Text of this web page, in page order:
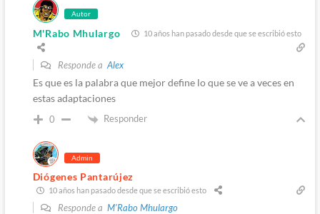
Autor
M'Rabo Mhulargo 10 años han pasado desde que se escribió esto
Responde a Alex
Es que es la palabra que mejor define lo que se ve a veces en
estas adaptaciones
0 Responder
Admin
Diógenes Pantarújez
10 años han pasado desde que se escribió esto
Responde a M'Rabo Mhulargo